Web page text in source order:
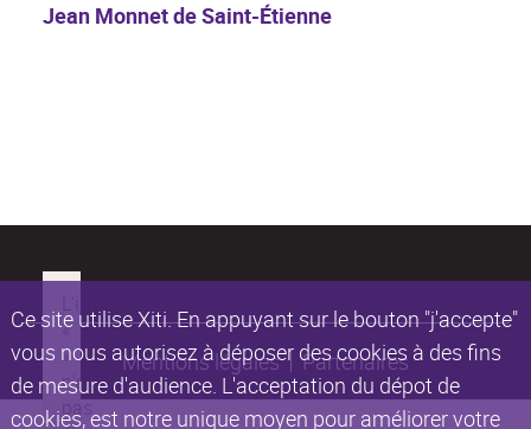
Ce site utilise Xiti. En appuyant sur le bouton "j'accepte"
vous nous autorisez à déposer des cookies à des fins
de mesure d'audience. L'acceptation du dépot de
cookies, est notre unique moyen pour améliorer votre
Jean Monnet de Saint-Étienne
Mentions légales Partenaires